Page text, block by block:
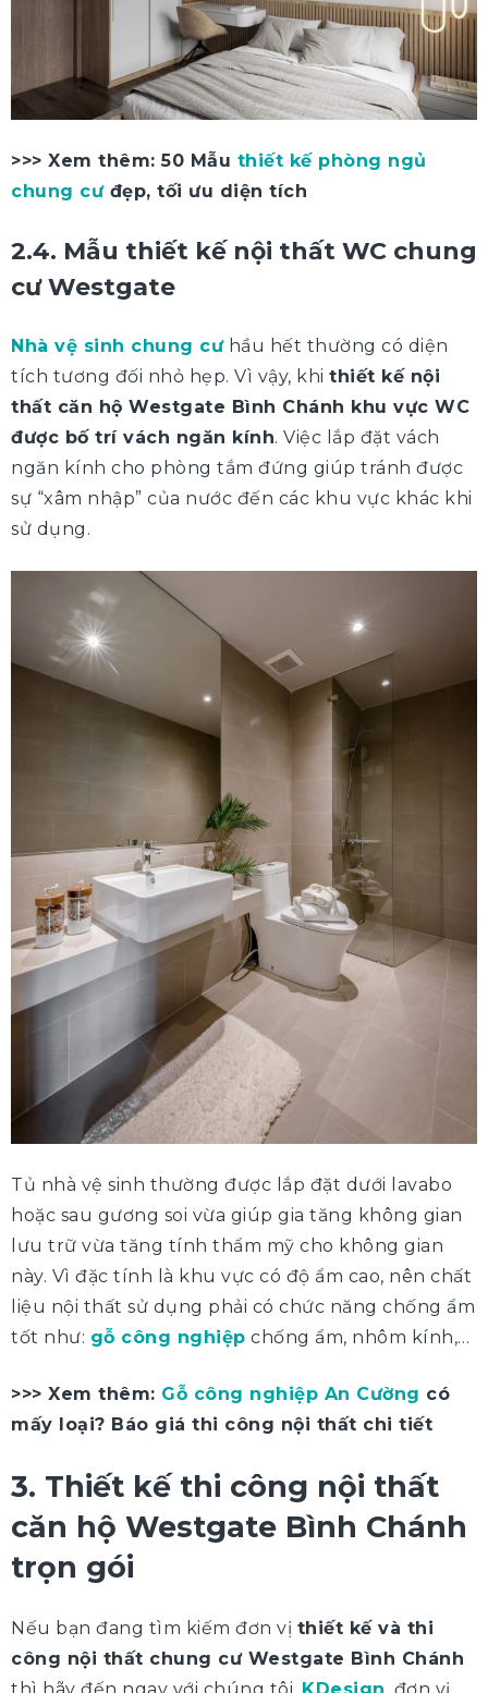
>>> Xem thêm: 50 Mẫu thiết kế phòng ngủ
chung cưđẹp, tối ưu diện tích
2.4. Mẫu thiết kế nội thất WC chung
cư Westgate
Nhà vệ sinh chung cưhầu hết thường có diện
tích tương đối nhỏ hẹp. Vì vậy, khi thiết kế nội
thất căn hộ Westgate Bình Chánh khu vực WC
được bố trí vách ngăn kính. Việc lắp đặt vách
ngăn kính cho phòng tắm đứng giúp tránh được
sự “xâm nhập” của nước đến các khu vực khác khi
sử dụng.
Tủ nhà vệ sinh thường được lắp đặt dưới lavabo
hoặc sau gương soi vừa giúp gia tăng không gian
lưu trữ vừa tăng tính thẩm mỹ cho không gian
này. Vì đặc tính là khu vực có độ ẩm cao, nên chất
liệu nội thất sử dụng phải có chức năng chống ẩm
tốt như: gỗ công nghiệp chống ẩm, nhôm kính,…
>>> Xem thêm: Gỗ công nghiệp An Cường có
mấy loại? Báo giá thi công nội thất chi tiết
3. Thiết kế thi công nội thất
căn hộ Westgate Bình Chánh
trọn gói
Nếu bạn đang tìm kiếm đơn vị thiết kế và thi
công nội thất chung cư Westgate Bình Chánh